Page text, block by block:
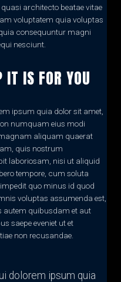
architecto beatae vitae
voluptatem quia voluptas
consequuntur magni
nesciunt.
IS FOR YOU
ipsum quia dolor sit amet,
numquam eius modi
aliquam quaerat
quis nostrum
laboriosam, nisi ut aliquid
tempore, cum soluta
quo minus id quod
voluptas assumenda est,
autem quibusdam et aut
saepe eveniet ut et
non recusandae.
dolorem ipsum quia